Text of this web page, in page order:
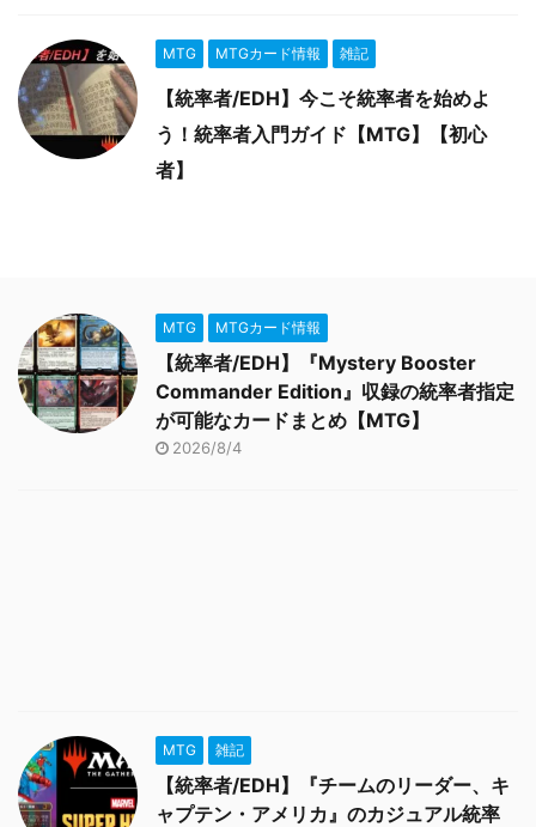
MTG MTGカード情報 雑記
【統率者/EDH】今こそ統率者を始めよ
う！統率者入門ガイド【MTG】【初心
者】
MTG MTGカード情報
【統率者/EDH】『Mystery Booster
Commander Edition』収録の統率者指定
が可能なカードまとめ【MTG】
2026/8/4
MTG 雑記
【統率者/EDH】『チームのリーダー、キ
ャプテン・アメリカ』のカジュアル統率